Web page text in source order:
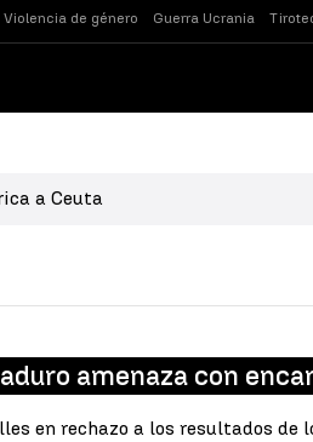
Violencia de género Guerra Ucrania
a Ceuta
amenaza con
en rechazo a los resultados de